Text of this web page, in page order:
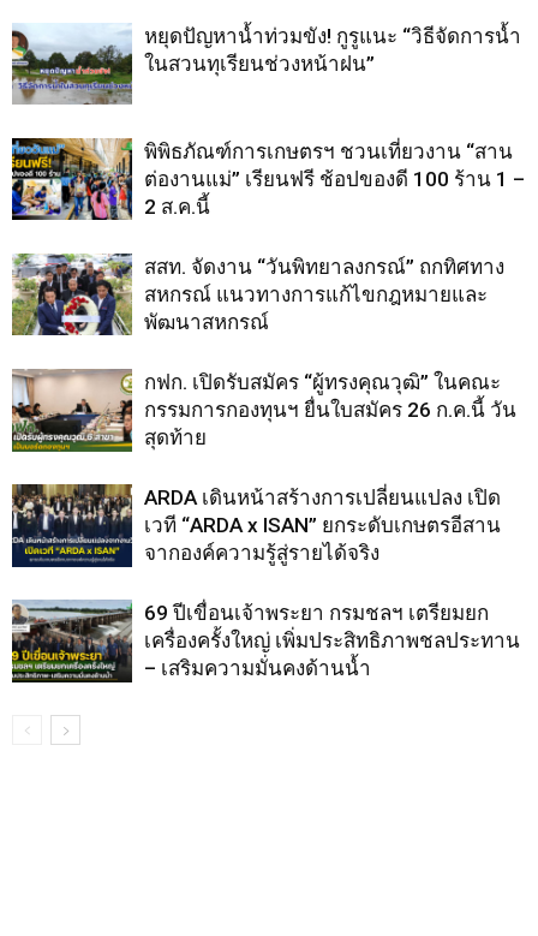
หยุดปัญหาน้ำท่วมขัง! กูรูแนะ “วิธีจัดการน้ำ
ในสวนทุเรียนช่วงหน้าฝน”
พิพิธภัณฑ์การเกษตรฯ ชวนเที่ยวงาน “สาน
ต่องานแม่” เรียนฟรี ช้อปของดี 100 ร้าน 1 –
2 ส.ค.นี้
สสท. จัดงาน “วันพิทยาลงกรณ์” ถกทิศทาง
สหกรณ์ แนวทางการแก้ไขกฎหมายและ
พัฒนาสหกรณ์
กฟก. เปิดรับสมัคร “ผู้ทรงคุณวุฒิ” ในคณะ
กรรมการกองทุนฯ ยื่นใบสมัคร 26 ก.ค.นี้ วัน
สุดท้าย
ARDA เดินหน้าสร้างการเปลี่ยนแปลง เปิด
เวที “ARDA x ISAN” ยกระดับเกษตรอีสาน
จากองค์ความรู้สู่รายได้จริง
69 ปีเขื่อนเจ้าพระยา กรมชลฯ เตรียมยก
เครื่องครั้งใหญ่ เพิ่มประสิทธิภาพชลประทาน
– เสริมความมั่นคงด้านน้ำ